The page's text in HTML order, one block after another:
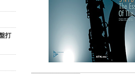
打